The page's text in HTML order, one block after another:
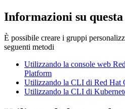
Informazioni su
È possibile creare i gruppi
seguenti metodi
Utilizzando la console web
Platform
Utilizzando la CLI di Red Hat
Utilizzando la CLI di